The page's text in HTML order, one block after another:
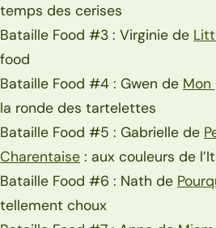
temps des cerises
Bataille Food #3 : Virginie de
food
Bataille Food #4 : Gwen de Mon
la ronde des tartelettes
Bataille Food #5 : Gabrielle de
Charentaise : aux couleurs de
Bataille Food #6 : Nath de
tellement choux